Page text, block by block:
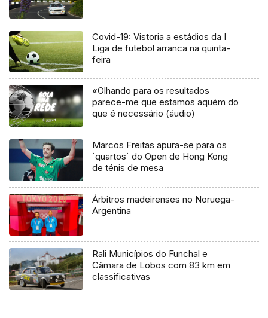
Covid-19: Vistoria a estádios da I
Liga de futebol arranca na quinta-
feira
«Olhando para os resultados
parece-me que estamos aquém do
que é necessário (áudio)
Marcos Freitas apura-se para os
`quartos` do Open de Hong Kong
de ténis de mesa
Árbitros madeirenses no Noruega-
Argentina
Rali Municípios do Funchal e
Câmara de Lobos com 83 km em
classificativas